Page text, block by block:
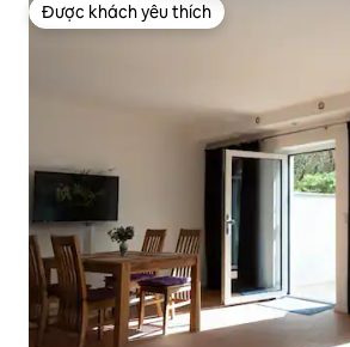
uống và cuộc sống về đêm tuyệt vời gần
Được khách yêu thích
Được khách yêu thích